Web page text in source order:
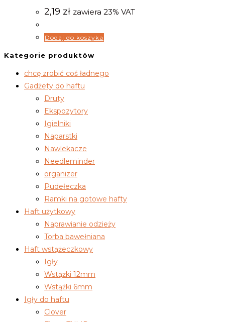
2,19 zł zawiera 23% VAT
Dodaj do koszyka
Kategorie produktów
chcę zrobić coś ładnego
Gadżety do haftu
Druty
Ekspozytory
Igielniki
Naparstki
Nawlekacze
Needleminder
organizer
Pudełeczka
Ramki na gotowe hafty
Haft użytkowy
Naprawianie odzieży
Torba bawełniana
Haft wstążeczkowy
Igły
Wstążki 12mm
Wstążki 6mm
Igły do haftu
Clover